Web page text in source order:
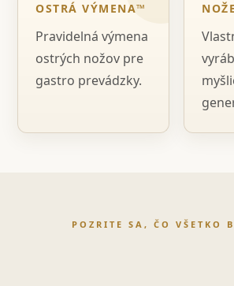
OSTRÁ VÝMENA™
Pravidelná výmena
ostrých nožov pre
gastro prevádzky.
POZRITE SA, ČO VŠETKO